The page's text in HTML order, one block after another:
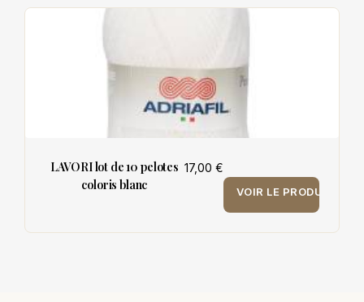
LAVORI lot de 10 pelotes
coloris blanc
17,00 €
VOIR LE PRODUIT